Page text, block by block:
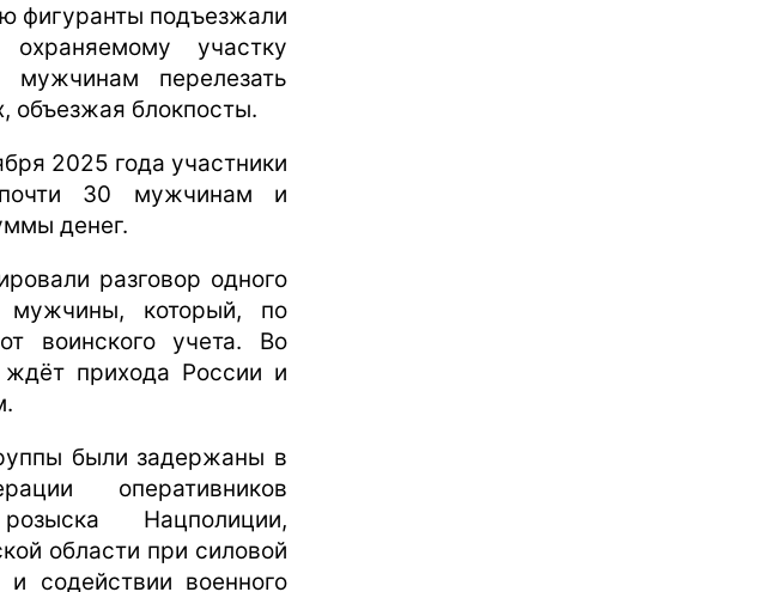
фигуранты подъезжали
участку
мужчинам перелезать
объезжая блокпосты.
2025 года участники
почти 30 мужчинам и
денег.
разговор одного
мужчины, который, по
воинского учета. Во
прихода России и
были задержаны в
оперативников
Нацполиции,
области при силовой
содействии военного